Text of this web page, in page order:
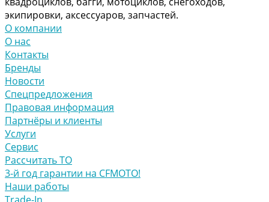
экипировки, аксессуаров, запчастей.
О компании
О нас
Контакты
Бренды
Новости
Спецпредложения
Правовая информация
Партнёры и клиенты
Услуги
Сервис
Рассчитать ТО
3-й год гарантии на CFMOTO!
Наши работы